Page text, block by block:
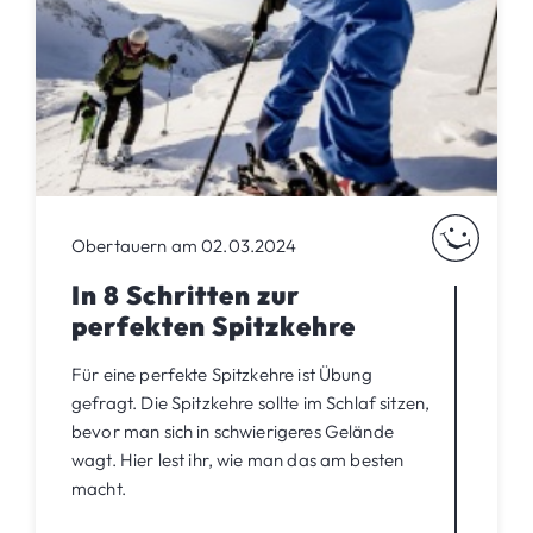
Obertauern am 02.03.2024
In 8 Schritten zur
perfekten Spitzkehre
Für eine perfekte Spitzkehre ist Übung
gefragt. Die Spitzkehre sollte im Schlaf sitzen,
bevor man sich in schwierigeres Gelände
wagt. Hier lest ihr, wie man das am besten
macht.